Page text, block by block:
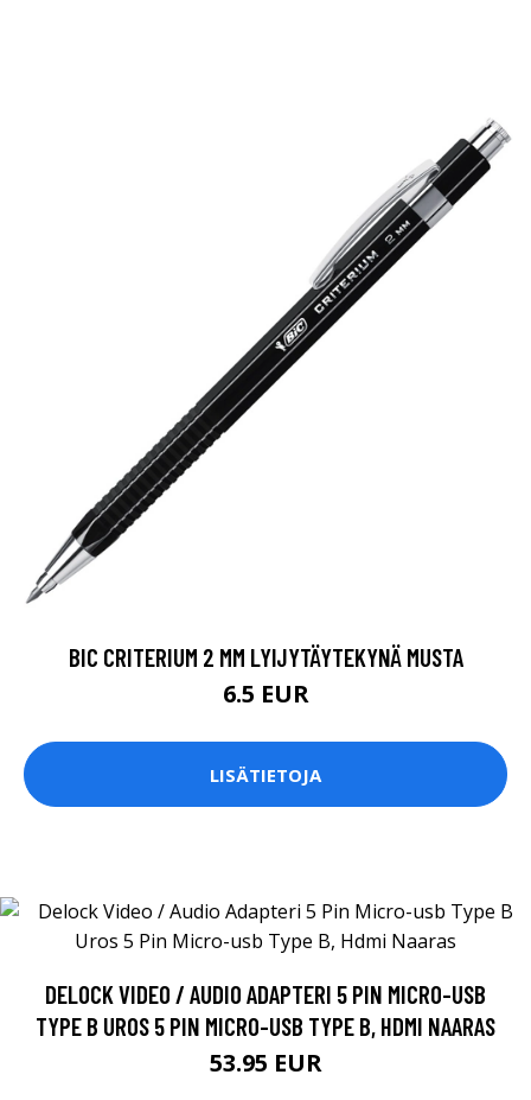
BIC CRITERIUM 2 MM LYIJYTÄYTEKYNÄ MUSTA
6.5 EUR
LISÄTIETOJA
DELOCK VIDEO / AUDIO ADAPTERI 5 PIN MICRO-USB
TYPE B UROS 5 PIN MICRO-USB TYPE B, HDMI NAARAS
53.95 EUR